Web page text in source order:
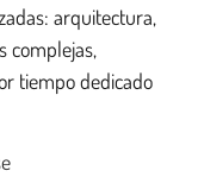
arquitectura,
complejas,
tiempo dedicado